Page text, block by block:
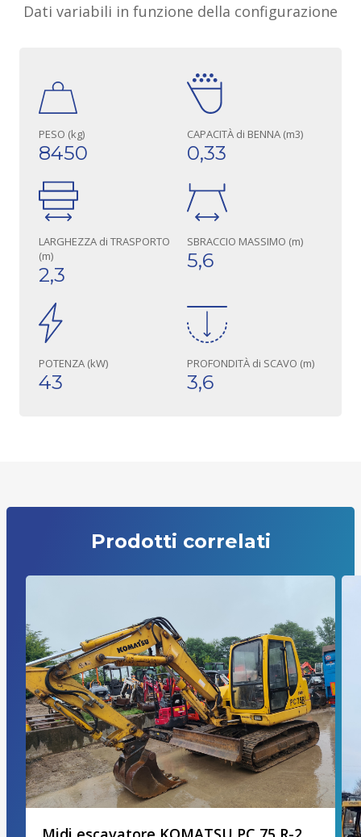
Dati variabili in funzione della configurazione
PESO (kg)
8450
CAPACITÀ di BENNA (m3)
0,33
LARGHEZZA di TRASPORTO
(m)
2,3
SBRACCIO MASSIMO (m)
5,6
POTENZA (kW)
43
PROFONDITÀ di SCAVO (m)
3,6
Prodotti correlati